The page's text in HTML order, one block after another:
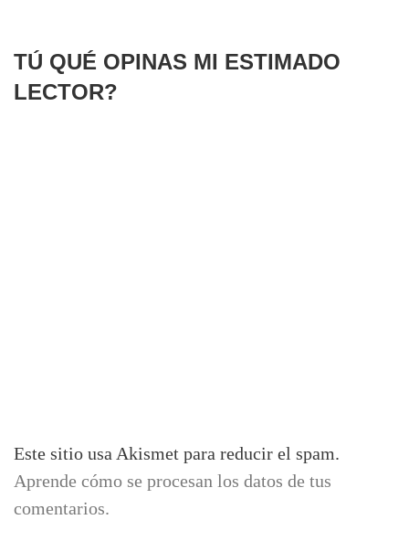
TÚ QUÉ OPINAS MI ESTIMADO
LECTOR?
Este sitio usa Akismet para reducir el spam.
Aprende cómo se procesan los datos de tus
comentarios.